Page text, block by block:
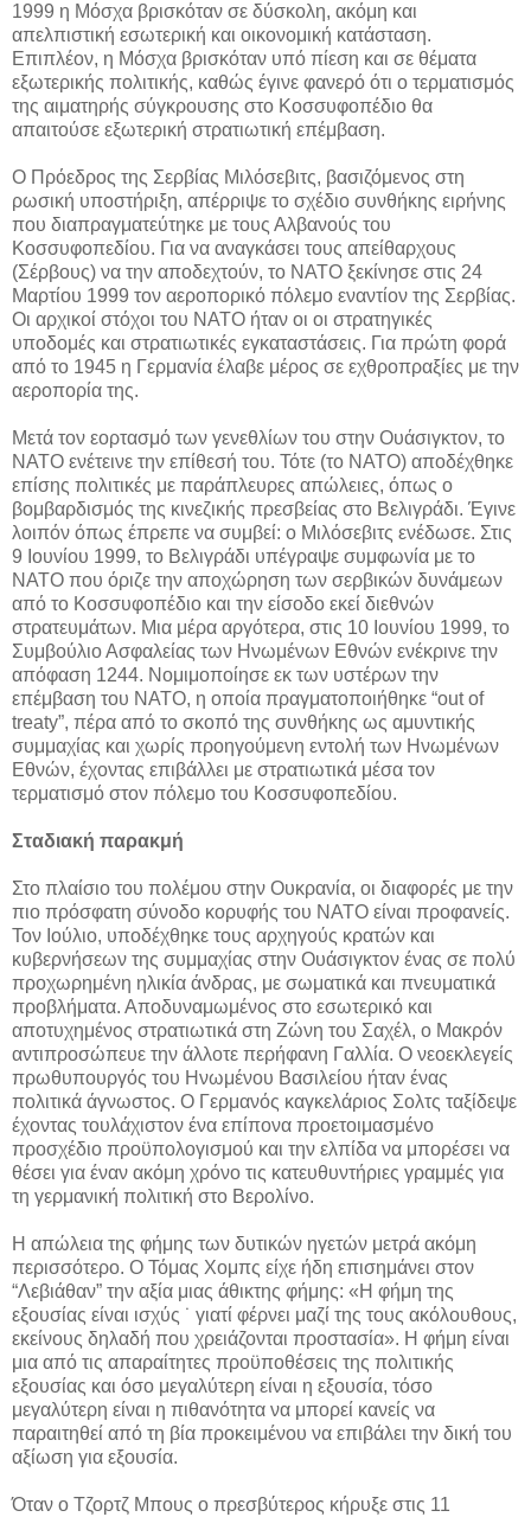
1999 η Μόσχα βρισκόταν σε δύσκολη, ακόμη και
απελπιστική εσωτερική και οικονομική κατάσταση.
Επιπλέον, η Μόσχα βρισκόταν υπό πίεση και σε θέματα
εξωτερικής πολιτικής, καθώς έγινε φανερό ότι ο τερματισμός
της αιματηρής σύγκρουσης στο Κοσσυφοπέδιο θα
απαιτούσε εξωτερική στρατιωτική επέμβαση.
Ο Πρόεδρος της Σερβίας Μιλόσεβιτς, βασιζόμενος στη
ρωσική υποστήριξη, απέρριψε το σχέδιο συνθήκης ειρήνης
που διαπραγματεύτηκε με τους Αλβανούς του
Κοσσυφοπεδίου. Για να αναγκάσει τους απείθαρχους
(Σέρβους) να την αποδεχτούν, το ΝΑΤΟ ξεκίνησε στις 24
Μαρτίου 1999 τον αεροπορικό πόλεμο εναντίον της Σερβίας.
Οι αρχικοί στόχοι του ΝΑΤΟ ήταν οι οι στρατηγικές
υποδομές και στρατιωτικές εγκαταστάσεις. Για πρώτη φορά
από το 1945 η Γερμανία έλαβε μέρος σε εχθροπραξίες με την
αεροπορία της.
Μετά τον εορτασμό των γενεθλίων του στην Ουάσιγκτον, το
ΝΑΤΟ ενέτεινε την επίθεσή του. Τότε (το ΝΑΤΟ) αποδέχθηκε
επίσης πολιτικές με παράπλευρες απώλειες, όπως ο
βομβαρδισμός της κινεζικής πρεσβείας στο Βελιγράδι. Έγινε
λοιπόν όπως έπρεπε να συμβεί: ο Μιλόσεβιτς ενέδωσε. Στις
9 Ιουνίου 1999, το Βελιγράδι υπέγραψε συμφωνία με το
ΝΑΤΟ που όριζε την αποχώρηση των σερβικών δυνάμεων
από το Κοσσυφοπέδιο και την είσοδο εκεί διεθνών
στρατευμάτων. Μια μέρα αργότερα, στις 10 Ιουνίου 1999, το
Συμβούλιο Ασφαλείας των Ηνωμένων Εθνών ενέκρινε την
απόφαση 1244. Νομιμοποίησε εκ των υστέρων την
επέμβαση του ΝΑΤΟ, η οποία πραγματοποιήθηκε “out of
treaty”, πέρα από το σκοπό της συνθήκης ως αμυντικής
συμμαχίας και χωρίς προηγούμενη εντολή των Ηνωμένων
Εθνών, έχοντας επιβάλλει με στρατιωτικά μέσα τον
τερματισμό στον πόλεμο του Κοσσυφοπεδίου.
Σταδιακή παρακμή
Στο πλαίσιο του πολέμου στην Ουκρανία, οι διαφορές με την
πιο πρόσφατη σύνοδο κορυφής του ΝΑΤΟ είναι προφανείς.
Τον Ιούλιο, υποδέχθηκε τους αρχηγούς κρατών και
κυβερνήσεων της συμμαχίας στην Ουάσιγκτον ένας σε πολύ
προχωρημένη ηλικία άνδρας, με σωματικά και πνευματικά
προβλήματα. Αποδυναμωμένος στο εσωτερικό και
αποτυχημένος στρατιωτικά στη Ζώνη του Σαχέλ, ο Μακρόν
αντιπροσώπευε την άλλοτε περήφανη Γαλλία. Ο νεοεκλεγείς
πρωθυπουργός του Ηνωμένου Βασιλείου ήταν ένας
πολιτικά άγνωστος. Ο Γερμανός καγκελάριος Σολτς ταξίδεψε
έχοντας τουλάχιστον ένα επίπονα προετοιμασμένο
προσχέδιο προϋπολογισμού και την ελπίδα να μπορέσει να
θέσει για έναν ακόμη χρόνο τις κατευθυντήριες γραμμές για
τη γερμανική πολιτική στο Βερολίνο.
Η απώλεια της φήμης των δυτικών ηγετών μετρά ακόμη
περισσότερο. Ο Τόμας Χομπς είχε ήδη επισημάνει στον
“Λεβιάθαν” την αξία μιας άθικτης φήμης: «Η φήμη της
εξουσίας είναι ισχύς ˙ γιατί φέρνει μαζί της τους ακόλουθους,
εκείνους δηλαδή που χρειάζονται προστασία». Η φήμη είναι
μια από τις απαραίτητες προϋποθέσεις της πολιτικής
εξουσίας και όσο μεγαλύτερη είναι η εξουσία, τόσο
μεγαλύτερη είναι η πιθανότητα να μπορεί κανείς να
παραιτηθεί από τη βία προκειμένου να επιβάλει την δική του
αξίωση για εξουσία.
Όταν ο Τζορτζ Μπους ο πρεσβύτερος κήρυξε στις 11